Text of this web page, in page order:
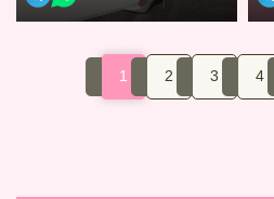
1 2 3 4